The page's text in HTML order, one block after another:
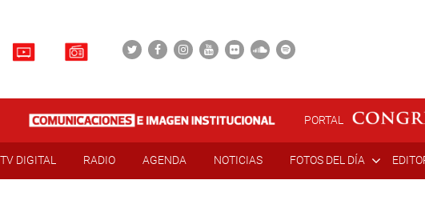
PORTAL
TV DIGITAL RADIO AGENDA NOTICIAS FOTOS DEL DÍA